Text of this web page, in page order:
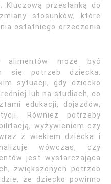
przesłanką do
stosunków, które
ostatniego orzeczenia
alimentów może być
się potrzeb dziecka.
sytuacji, gdy dziecko
lub na studiach, co
edukacji, dojazdów,
Również potrzeby
wyżywieniem czy
z wiekiem dziecka i
wówczas, czy
jest wystarczająca
zwiększonych potrzeb
że dziecko powinno